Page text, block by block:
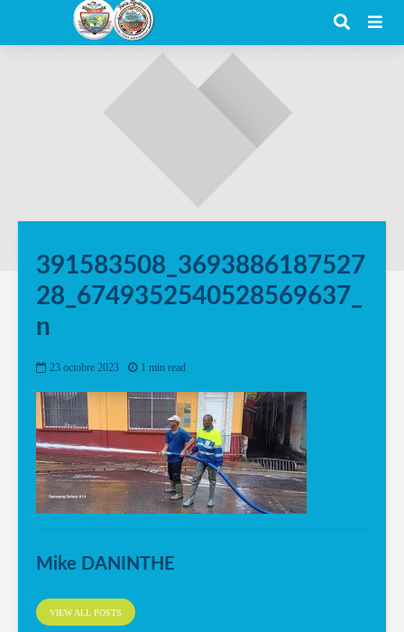
391583508_3693886187527
28_6749352540528569637_
n
23 octobre 2023 1 min read
Mike DANINTHE
VIEW ALL POSTS